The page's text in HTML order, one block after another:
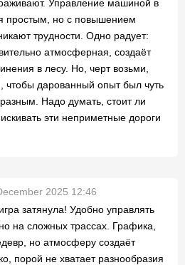
Управление машиной в
простым, но с повышением
трудности. Одно радует:
атмосферная, создаёт
в лесу. Но, черт возьми,
чтобы дарованный опыт был чуть
Надо думать, стоит ли
эти неприметные дороги
2025 12:46
затянула! Удобно управлять
на сложных трассах. Графика,
но атмосферу создаёт
порой не хватает разнообразия